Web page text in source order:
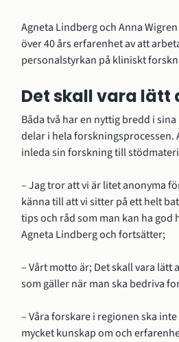
Agneta Lindberg och Anna
över 40 års erfarenhet av att
personalstyrkan på kliniskt
Det skall vara
Båda två har en nyttig bredd i
delar i hela
inleda sin forskning till
– Jag tror att vi är litet anonyma
känna till att vi sitter på ett helt
tips och råd som man kan ha
Agneta Lindberg och fortsätter;
– Vårt motto är; Det skall vara
som gäller när man ska bedriva
– Våra forskare i regionen ska
mycket kunskap om och